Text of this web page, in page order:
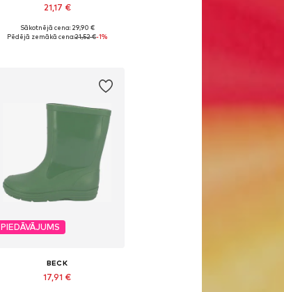
21,17 €
Pieejams daudzos izmēros
Sākotnējā cena: 29,90 €
Pēdējā zemākā cena:21,52 €-1%
PIEDĀVĀJUMS
BECK
17,91 €